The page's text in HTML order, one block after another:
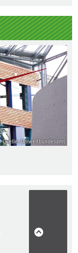
Quelle: Umweltbundesamt